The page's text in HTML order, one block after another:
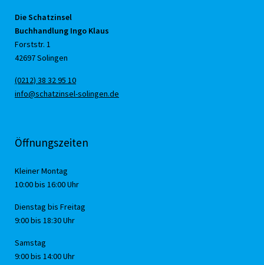
Die Schatzinsel
Buchhandlung Ingo Klaus
Forststr. 1
42697 Solingen
(0212) 38 32 95 10
info@schatzinsel-solingen.de
Öffnungszeiten
Kleiner Montag
10:00 bis 16:00 Uhr
Dienstag bis Freitag
9:00 bis 18:30 Uhr
Samstag
9:00 bis 14:00 Uhr